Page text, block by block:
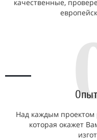
качественные,
О
Над каждым проектом
которая окажет